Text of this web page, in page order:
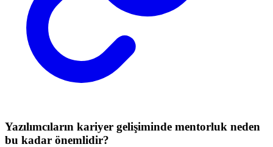
Yazılımcıların kariyer gelişiminde mentorluk neden
bu kadar önemlidir?